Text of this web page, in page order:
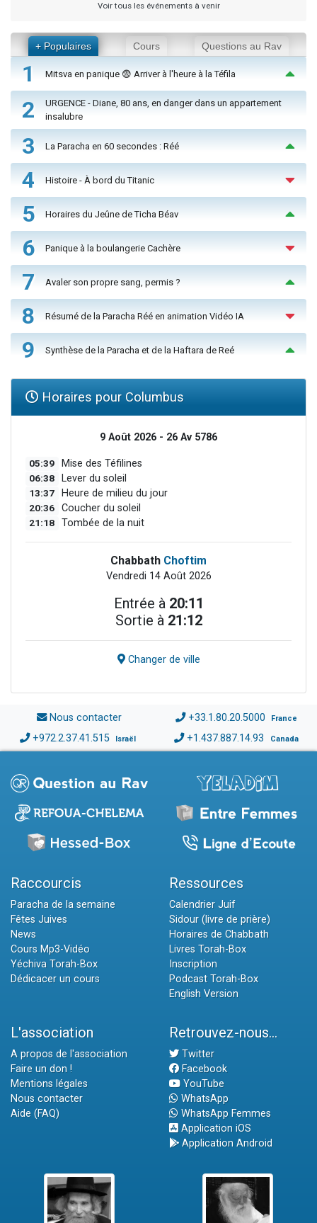
Voir tous les événements à venir
+ Populaires Cours Questions au Rav
1 Mitsva en panique 😨 Arriver à l'heure à la Téfila
2
URGENCE - Diane, 80 ans, en danger dans un appartement
insalubre
3 La Paracha en 60 secondes : Réé
4 Histoire - À bord du Titanic
5 Horaires du Jeûne de Ticha Béav
6 Panique à la boulangerie Cachère
7 Avaler son propre sang, permis ?
8 Résumé de la Paracha Réé en animation Vidéo IA
9 Synthèse de la Paracha et de la Haftara de Reé
Horaires pour Columbus
9 Août 2026 - 26 Av 5786
05:39 Mise des Téfilines
06:38 Lever du soleil
13:37 Heure de milieu du jour
20:36 Coucher du soleil
21:18 Tombée de la nuit
Chabbath Choftim
Vendredi 14 Août 2026
Entrée à 20:11
Sortie à 21:12
Changer de ville
Nous contacter +33.1.80.20.5000 France
+972.2.37.41.515 Israël +1.437.887.14.93 Canada
Raccourcis
Paracha de la semaine
Fêtes Juives
News
Cours Mp3-Vidéo
Yéchiva Torah-Box
Dédicacer un cours
Ressources
Calendrier Juif
Sidour (livre de prière)
Horaires de Chabbath
Livres Torah-Box
Inscription
Podcast Torah-Box
English Version
L'association
A propos de l'association
Faire un don !
Mentions légales
Nous contacter
Aide (FAQ)
Retrouvez-nous...
Twitter
Facebook
YouTube
WhatsApp
WhatsApp Femmes
Application iOS
Application Android